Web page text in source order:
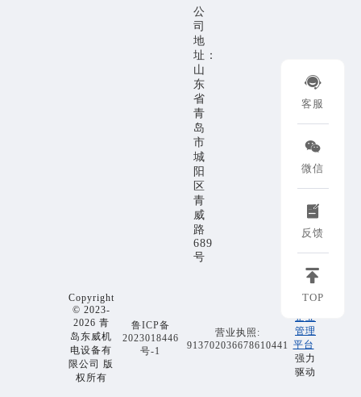

客服

微信

反馈

TOP
公
司
地
址：
山
东
省
青
岛
市
城
阳
区
青
威
路
689
号
Copyright
© 2023-
2026 青
岛东威机
电设备有
限公司 版
权所有
鲁ICP备
2023018446
号-1
营业执照:
913702036678610441
EMP
企业
管理
平台
强力
驱动